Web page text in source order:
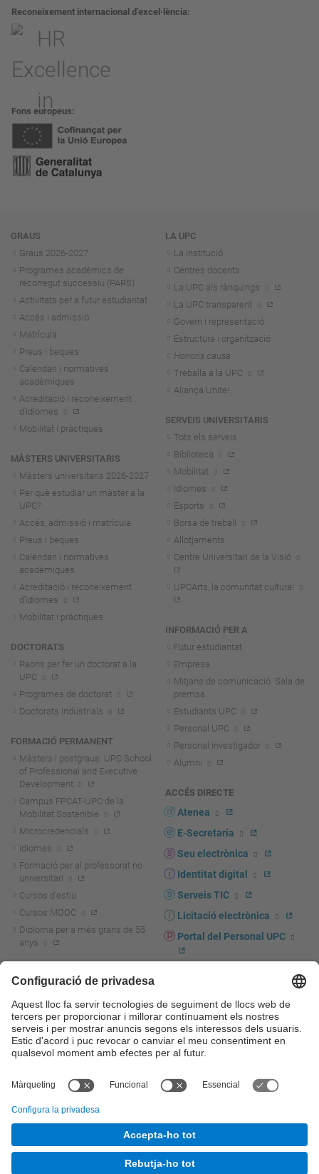
Reconeixement internacional d’excel·lència
Fons europeus
Navegació
GRAUS
Graus 2026-2027
Programes acadèmics de
recorregut successiu (PARS)
Activitats per a futur estudiantat
Accés i admissió
Matrícula
Preus i beques
Calendari i normatives
acadèmiques
Acreditació i reconeixement
d'idiomes
Mobilitat i pràctiques
MÀSTERS UNIVERSITARIS
Màsters universitaris 2026-2027
Per què estudiar un màster a la
UPC?
Accés, admissió i matrícula
Preus i beques
Calendari i normatives
acadèmiques
Acreditació i reconeixement
d'idiomes
Mobilitat i pràctiques
DOCTORATS
Raons per fer un doctorat a la
UPC
Programes de doctorat
Doctorats industrials
FORMACIÓ PERMANENT
Màsters i postgraus. UPC School
of Professional and Executive
Development
Campus FPCAT-UPC de la
Mobilitat Sostenible
Microcredencials
Idiomes
Formació per al professorat no
universitari
Cursos d'estiu
Cursos MOOC
Diploma per a més grans de 55
anys
Actualitat R+D+I
La recerca a la UPC
La transferència, l'emprenedoria i
la innovació a la UPC
Foment i suport a la recerca
transferència, l'emprenedoria i la
Serveis per a empreses
LA UPC
La institució
Centres docents
La UPC als rànquings
La UPC transparent
Govern i representació
Estructura i organització
Honoris causa
Treballa a la UPC
Aliança Unite!
SERVEIS UNIVERSITARIS
Tots els serveis
Biblioteca
Mobilitat
Idiomes
Esports
Borsa de treball
Allotjaments
Centre Universitari de la Visió
UPCArts, la comunitat cultural
INFORMACIÓ PER A
Futur estudiantat
Empresa
Mitjans de comunicació. Sala de
premsa
Estudiants UPC
Personal UPC
Personal investigador
Alumni
ACCÉS DIRECTE
Atenea
E-Secretaria
Seu electrònica
Identitat digital
Serveis TIC
Licitació electrònica
Portal del Personal UPC
UPCshop, marxandatge
Sala de premsa
Seguretat i salut
Autoprotecció i emergències